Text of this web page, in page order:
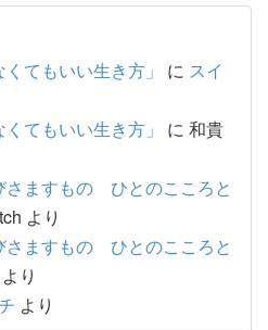
てもいい生き方」 に スイ
てもいい生き方」
に 和貴
さますもの ひとのこころと
より
さますもの ひとのこころと
より
より